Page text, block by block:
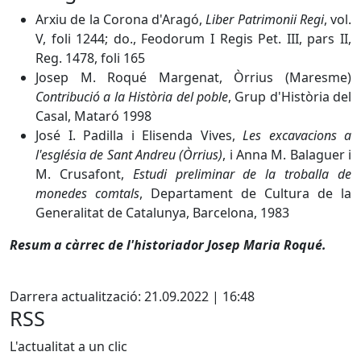
Arxiu de la Corona d'Aragó,Liber Patrimonii Regi, vol.
V, foli 1244; do., Feodorum I Regis Pet. III, pars II,
Reg. 1478, foli 165
Josep M. Roqué Margenat, Òrrius (Maresme)
Contribució a la Història del poble, Grup d'Història del
Casal, Mataró 1998
José I. Padilla i Elisenda Vives, Les excavacions a
l'església de Sant Andreu (Òrrius), i Anna M. Balaguer i
M. Crusafont, Estudi preliminar de la troballa de
monedes comtals, Departament de Cultura de la
Generalitat de Catalunya, Barcelona, 1983
Resum a càrrec de l'historiador Josep Maria Roqué.
Darrera actualització: 21.09.2022 | 16:48
RSS
L'actualitat a un clic